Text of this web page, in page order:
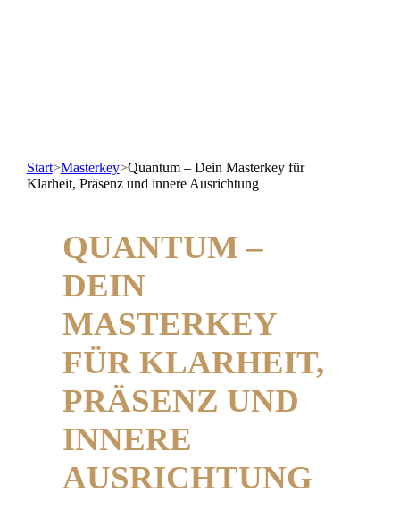
Start>Masterkey>Quantum – Dein Masterkey für
Klarheit, Präsenz und innere Ausrichtung
QUANTUM –
DEIN
MASTERKEY
FÜR KLARHEIT,
PRÄSENZ UND
INNERE
AUSRICHTUNG